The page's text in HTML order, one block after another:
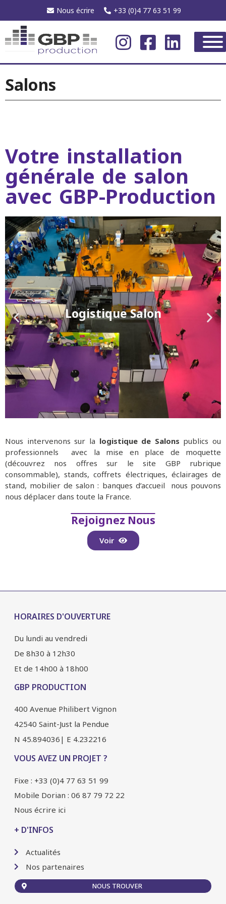
Nous écrire +33 (0)4 77 63 51 99
Salons
Votre installation
générale de salon
avec GBP-Production
Logistique Salon
Nous intervenons sur la logistique de Salons publics ou
professionnels avec la mise en place de moquette
(découvrez nos offres sur le site GBP rubrique
consommable), stands, coffrets électriques, éclairages de
stand, mobilier de salon : banques d’accueil nous pouvons
nous déplacer dans toute la France.
Rejoignez Nous
Voir
HORAIRES D'OUVERTURE
Du lundi au vendredi
De 8h30 à 12h30
Et de 14h00 à 18h00
GBP PRODUCTION
400 Avenue Philibert Vignon
42540 Saint-Just la Pendue
N 45.894036| E 4.232216
VOUS AVEZ UN PROJET ?
Fixe : +33 (0)4 77 63 51 99
Mobile Dorian : 06 87 79 72 22
Nous écrire ici
+ D'INFOS
Actualités
Nos partenaires
NOUS TROUVER